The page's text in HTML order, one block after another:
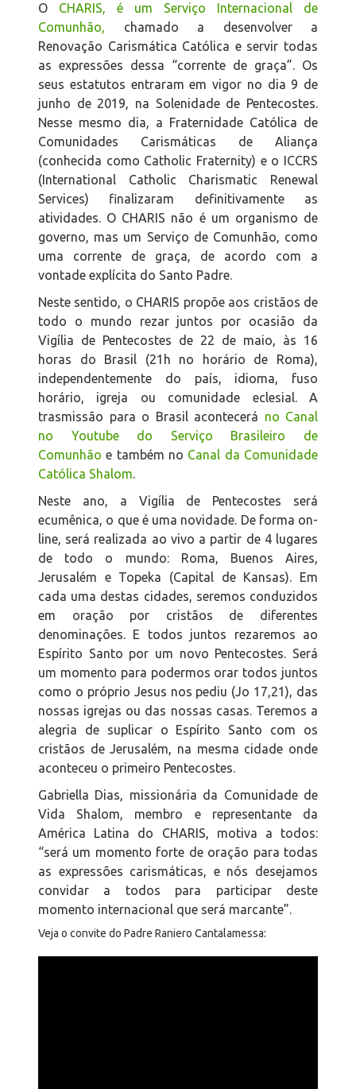
O CHARIS, é um Serviço Internacional de
Comunhão, chamado a desenvolver a
Renovação Carismática Católica e servir todas
as expressões dessa “corrente de graça”. Os
seus estatutos entraram em vigor no dia 9 de
junho de 2019, na Solenidade de Pentecostes.
Nesse mesmo dia, a Fraternidade Católica de
Comunidades Carismáticas de Aliança
(conhecida como Catholic Fraternity) e o ICCRS
(International Catholic Charismatic Renewal
Services) finalizaram definitivamente as
atividades. O CHARIS não é um organismo de
governo, mas um Serviço de Comunhão, como
uma corrente de graça, de acordo com a
vontade explícita do Santo Padre.
Neste sentido, o CHARIS propõe aos cristãos de
todo o mundo rezar juntos por ocasião da
Vigília de Pentecostes de 22 de maio, às 16
horas do Brasil (21h no horário de Roma),
independentemente do país, idioma, fuso
horário, igreja ou comunidade eclesial. A
trasmissão para o Brasil acontecerá no Canal
no Youtube do Serviço Brasileiro de
Comunhão e também no Canal da Comunidade
Católica Shalom.
Neste ano, a Vigília de Pentecostes será
ecumênica, o que é uma novidade. De forma on-
line, será realizada ao vivo a partir de 4 lugares
de todo o mundo: Roma, Buenos Aires,
Jerusalém e Topeka (Capital de Kansas). Em
cada uma destas cidades, seremos conduzidos
em oração por cristãos de diferentes
denominações. E todos juntos rezaremos ao
Espírito Santo por um novo Pentecostes. Será
um momento para podermos orar todos juntos
como o próprio Jesus nos pediu (Jo 17,21), das
nossas igrejas ou das nossas casas. Teremos a
alegria de suplicar o Espírito Santo com os
cristãos de Jerusalém, na mesma cidade onde
aconteceu o primeiro Pentecostes.
Gabriella Dias, missionária da Comunidade de
Vida Shalom, membro e representante da
América Latina do CHARIS, motiva a todos:
“será um momento forte de oração para todas
as expressões carismáticas, e nós desejamos
convidar a todos para participar deste
momento internacional que será marcante”.
Veja o convite do Padre Raniero Cantalamessa: